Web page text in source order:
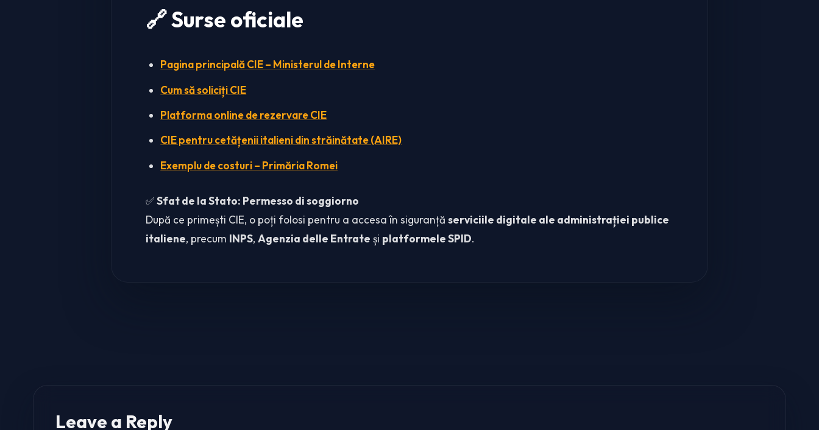
🔗 Surse oficiale
Pagina principală CIE – Ministerul de Interne
Cum să soliciți CIE
Platforma online de rezervare CIE
CIE pentru cetățenii italieni din străinătate (AIRE)
Exemplu de costuri – Primăria Romei
✅Sfat de laStato: Permesso di soggiorno
După ce primești CIE, o poți folosi pentru a accesa în siguranță serviciile digitale ale administrației publice
italiene, precum INPS, Agenzia delle Entrate și platformele SPID.
Leave a Reply